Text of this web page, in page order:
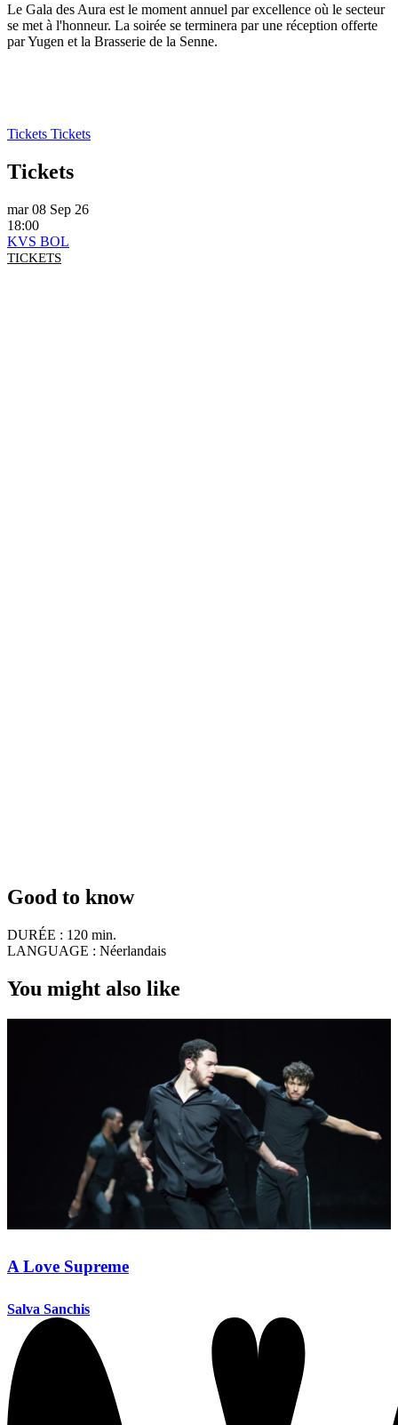
Le Gala des Aura est le moment annuel par excellence où le secteur
se met à l'honneur. La soirée se terminera par une réception offerte
par Yugen et la Brasserie de la Senne.
Tickets Tickets
Tickets
mar 08 Sep 26
18:00
KVS BOL
TICKETS
Good to know
DURÉE : 120 min.
LANGUAGE : Néerlandais
You might also like
A Love Supreme
Salva Sanchis